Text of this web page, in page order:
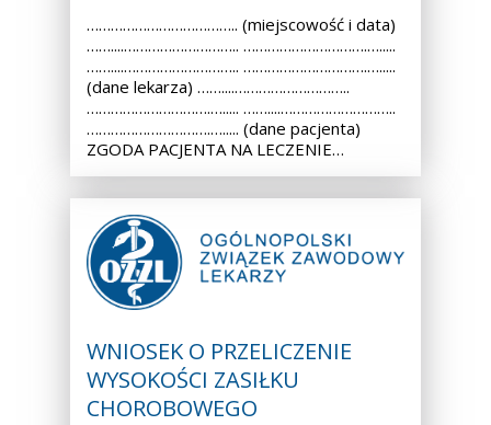
……………………………….. (miejscowość i data)
……....……………………….. ………………………….….....
……....……………………….. ………………………….….....
(dane lekarza) ……....………………………..
………………………….…..... ……....………………………..
………………………….…..... (dane pacjenta)
ZGODA PACJENTA NA LECZENIE…
WNIOSEK O PRZELICZENIE
WYSOKOŚCI ZASIŁKU
CHOROBOWEGO